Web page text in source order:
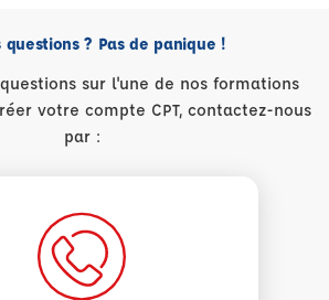
questions ? Pas de panique !
sur l'une de nos formations
votre compte CPT, contactez-nous
par :